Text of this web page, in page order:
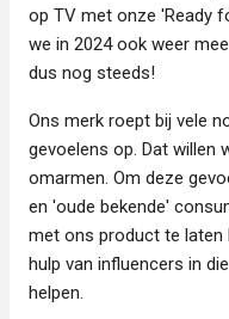
op TV met onze 'Ready
we in 2024 ook weer
dus nog steeds!
Ons merk roept bij vele
gevoelens op. Dat willen
omarmen. Om deze
en 'oude bekende'
met ons product te laten
hulp van influencers in
helpen.